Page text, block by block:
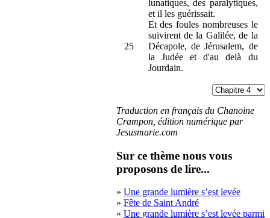
lunatiques, des paralytiques,
et il les guérissait.
25
Et des foules nombreuses le
suivirent de la Galilée, de la
Décapole, de Jérusalem, de
la Judée et d'au delà du
Jourdain.
Traduction en français du Chanoine
Crampon, édition numérique par
Jesusmarie.com
Sur ce thème nous vous
proposons de lire...
» Une grande lumière s’est levée
» Fête de Saint André
» Une grande lumière s’est levée parmi